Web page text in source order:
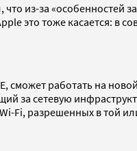
из-за «особенностей
это тоже касается: в
работать на
за сетевую
Fi, разрешенных в той